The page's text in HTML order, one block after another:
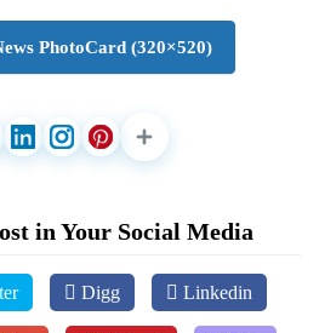
PhotoCard (320×520)
in Your Social Media
Digg Linkedin